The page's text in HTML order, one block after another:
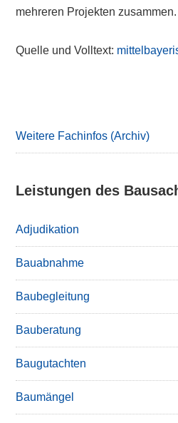
mehreren Projekten
Quelle und Volltext:
Weitere Fachinfos (Archiv)
Leistungen des
Adjudikation
Bauabnahme
Baubegleitung
Bauberatung
Baugutachten
Baumängel